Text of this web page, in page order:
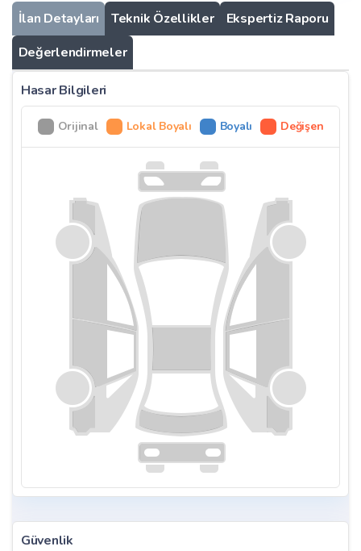
İlan Detayları Teknik Özellikler
Ekspertiz Raporu
Değerlendirmeler
Hasar Bilgileri
Orijinal Lokal Boyalı Boyalı Değişen
Güvenlik